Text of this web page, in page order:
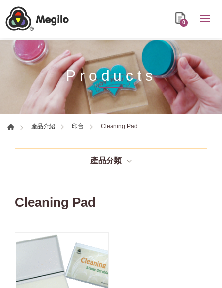
0
Products
產品介紹 印台 Cleaning Pad
產品分類
Cleaning Pad